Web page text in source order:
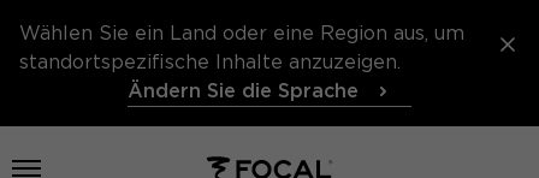
Wählen Sie ein Land oder eine Region aus, um
standortspezifische Inhalte anzuzeigen.
Ändern Sie die Sprache
Menü öffnen